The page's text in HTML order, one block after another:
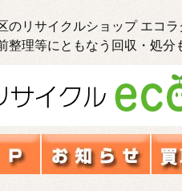
のリサイクルショップ エコ
整理等にともなう回収・処分